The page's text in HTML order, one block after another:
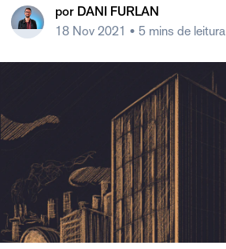
por DANI FURLAN
18 Nov 2021 • 5 mins de leitura